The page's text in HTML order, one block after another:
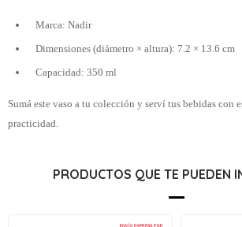
Marca: Nadir
Dimensiones (diámetro × altura): 7.2 × 13.6 cm
Capacidad: 350 ml
Sumá este vaso a tu colección y serví tus bebidas con
practicidad.
PRODUCTOS QUE TE PUEDEN